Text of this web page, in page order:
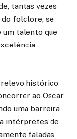
tantas vezes
do folclore, se
um talento que
relevo histórico
ao Oscar
uma barreira
a intérpretes de
faladas